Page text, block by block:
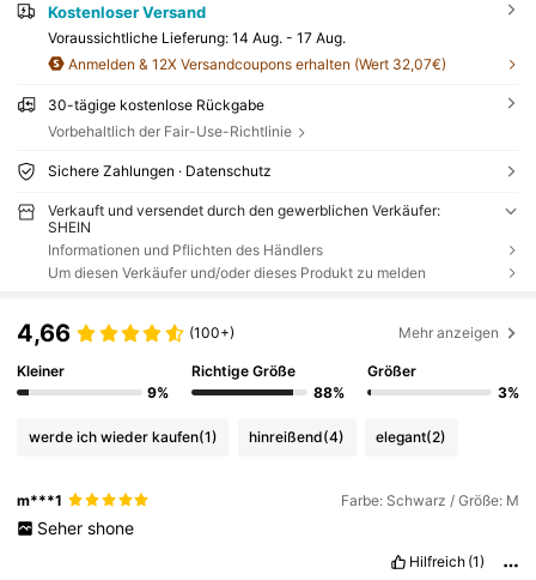
Kostenloser Versand
Voraussichtliche Lieferung: 14 Aug. - 17 Aug.
Anmelden & 12X Versandcoupons erhalten (Wert 32,07€)
30-tägige kostenlose Rückgabe
Vorbehaltlich der Fair-Use-Richtlinie
Sichere Zahlungen · Datenschutz
Verkauft und versendet durch den gewerblichen Verkäufer:
SHEIN
Informationen und Pflichten des Händlers
Um diesen Verkäufer und/oder dieses Produkt zu melden
4,66 (100+) Mehr anzeigen
Kleiner
9%
Richtige Größe
88%
Größer
3%
werde ich wieder kaufen(1) hinreißend(4) elegant(2)
m***1 Farbe: Schwarz / Größe: M
Seher shone
Hilfreich (1)